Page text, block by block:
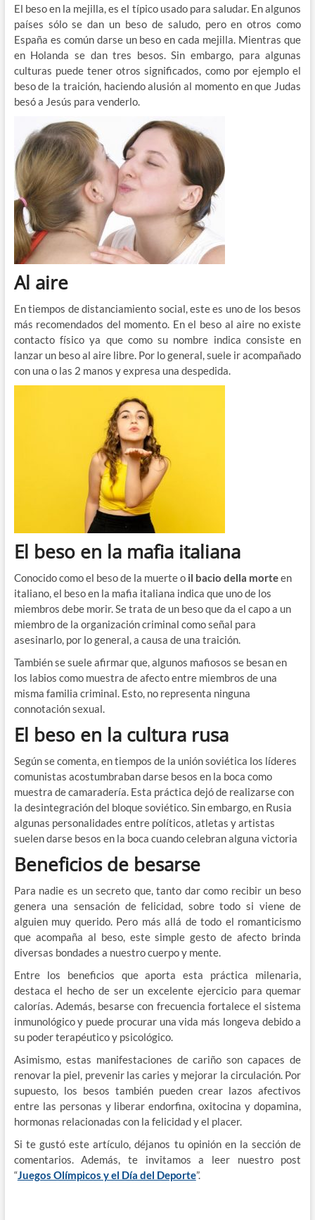
El beso en la mejilla, es el típico usado para saludar. En algunos
países sólo se dan un beso de saludo, pero en otros como
España es común darse un beso en cada mejilla. Mientras que
en Holanda se dan tres besos. Sin embargo, para algunas
culturas puede tener otros significados, como por ejemplo el
beso de la traición, haciendo alusión al momento en que Judas
besó a Jesús para venderlo.
Al aire
En tiempos de distanciamiento social, este es uno de los besos
más recomendados del momento. En el beso al aire no existe
contacto físico ya que como su nombre indica consiste en
lanzar un beso al aire libre. Por lo general, suele ir acompañado
con una o las 2 manos y expresa una despedida.
El beso en la mafia italiana
Conocido como el beso de la muerte o il bacio della morteen
italiano, el beso en la mafia italiana indica que uno de los
miembros debe morir. Se trata de un beso que da el capo a un
miembro de la organización criminal como señal para
asesinarlo, por lo general, a causa de una traición.
También se suele afirmar que, algunos mafiosos se besan en
los labios como muestra de afecto entre miembros de una
misma familia criminal. Esto, no representa ninguna
connotación sexual.
El beso en la cultura rusa
Según se comenta, en tiempos de la unión soviética los líderes
comunistas acostumbraban darse besos en la boca como
muestra de camaradería. Esta práctica dejó de realizarse con
la desintegración del bloque soviético. Sin embargo, en Rusia
algunas personalidades entre políticos, atletas y artistas
suelen darse besos en la boca cuando celebran alguna victoria
Beneficios de besarse
Para nadie es un secreto que, tanto dar como recibir un beso
genera una sensación de felicidad, sobre todo si viene de
alguien muy querido. Pero más allá de todo el romanticismo
que acompaña al beso, este simple gesto de afecto brinda
diversas bondades a nuestro cuerpo y mente.
Entre los beneficios que aporta esta práctica milenaria,
destaca el hecho de ser un excelente ejercicio para quemar
calorías. Además, besarse con frecuencia fortalece el sistema
inmunológico y puede procurar una vida más longeva debido a
su poder terapéutico y psicológico.
Asimismo, estas manifestaciones de cariño son capaces de
renovar la piel, prevenir las caries y mejorar la circulación. Por
supuesto, los besos también pueden crear lazos afectivos
entre las personas y liberar endorfina, oxitocina y dopamina,
hormonas relacionadas con la felicidad y el placer.
Si te gustó este artículo, déjanos tu opinión en la sección de
comentarios. Además, te invitamos a leer nuestro post
“Juegos Olímpicos y el Día del Deporte”.